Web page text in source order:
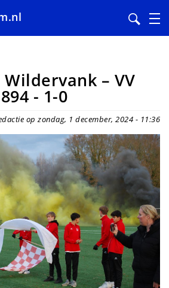
Wildervank – VV
- 1-0
op zondag, 1 december, 2024 - 11:36